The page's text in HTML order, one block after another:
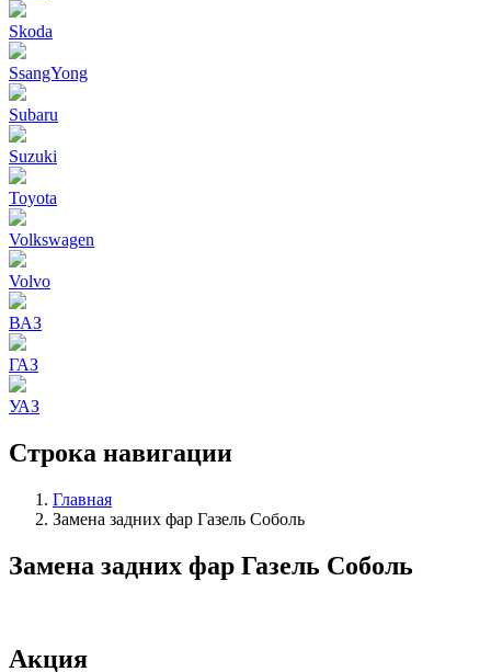
Skoda
SsangYong
Subaru
Suzuki
Toyota
Volkswagen
Volvo
ВАЗ
ГАЗ
УАЗ
Строка навигации
Главная
Замена задних фар Газель Соболь
Замена задних фар Газель Соболь
Акция